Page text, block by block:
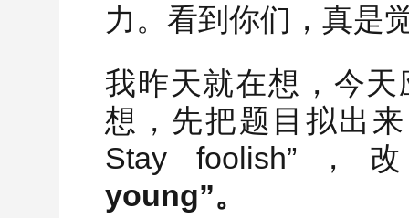
力。看到你们，真是
我昨天就在想，今
想，先把题目拟出
Stay foolish”，
young”。